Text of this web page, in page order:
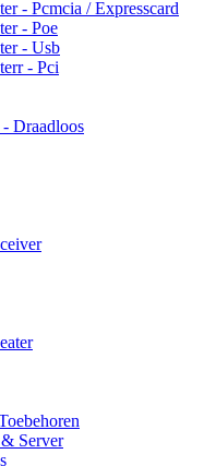
- Pcmcia / Expresscard
- Poe
- Usb
- Pci
Draadloos
Server